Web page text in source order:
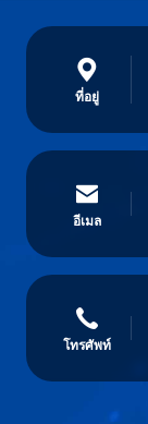
ที่อยู่
อีเมล
โทรศัพท์